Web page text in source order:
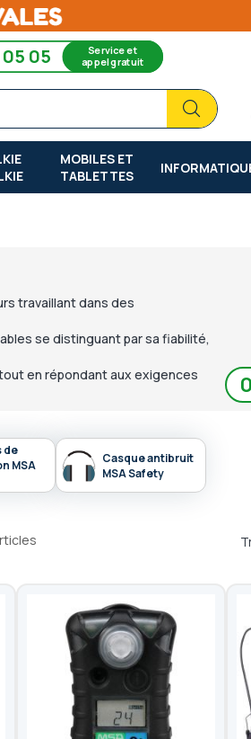
05 Service et
appel gratuit
Chercher
MOBILES ET
TABLETTES
travaillant dans des
se distinguant par sa fiabilité,
en répondant aux exigences
de
MSA
Casque antibruit
MSA Safety